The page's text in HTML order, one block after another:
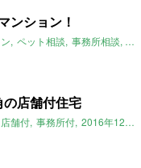
ンション！
ペット相談 事務所相談 地
店舗付住宅
店舗付 事務所付 2016年12月のおすすめ